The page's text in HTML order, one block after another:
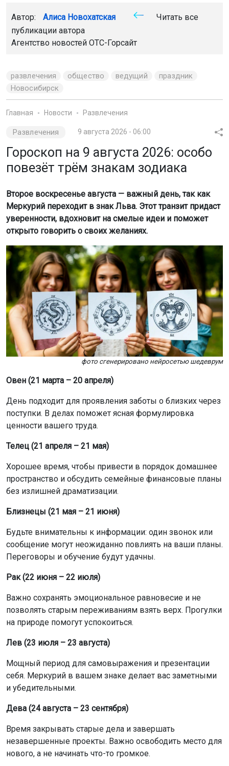
Автор: Алиса Новохатская
Читать все
публикации автора
Агентство новостей ОТС-Горсайт
развлечения общество ведущий
праздник
Новосибирск
Главная Новости Развлечения
Развлечения 9 августа 2026 - 06:00
Гороскоп на 9 августа 2026: особо
повезёт трём знакам зодиака
Второе воскресенье августа — важный день, так как
Меркурий переходит в знак Льва. Этот транзит придаст
уверенности, вдохновит на смелые идеи и поможет
открыто говорить о своих желаниях.
фото сгенерировано нейросетью шедеврум
Овен (21 марта – 20 апреля)
День подходит для проявления заботы о близких через
поступки. В делах поможет ясная формулировка
ценности вашего труда.
Телец (21 апреля – 21 мая)
Хорошее время, чтобы привести в порядок домашнее
пространство и обсудить семейные финансовые планы
без излишней драматизации.
Близнецы (21 мая – 21 июня)
Будьте внимательны к информации: один звонок или
сообщение могут неожиданно повлиять на ваши планы.
Переговоры и обучение будут удачны.
Рак (22 июня – 22 июля)
Важно сохранять эмоциональное равновесие и не
позволять старым переживаниям взять верх. Прогулки
на природе помогут успокоиться.
Лев (23 июля – 23 августа)
Мощный период для самовыражения и презентации
себя. Меркурий в вашем знаке делает вас заметными
и убедительными.
Дева (24 августа – 23 сентября)
Время закрывать старые дела и завершать
незавершенные проекты. Важно освободить место для
нового, а не начинать что-то громкое.